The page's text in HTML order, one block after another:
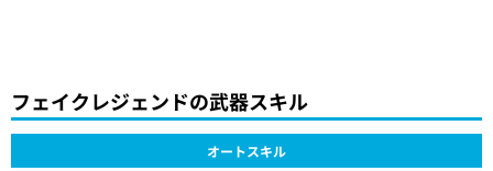
フェイクレジェンドの武器スキル
オートスキル